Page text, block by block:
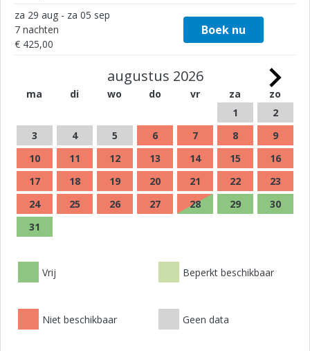
za 29 aug - za 05 sep
7 nachten
€ 425,00
Boek nu
augustus 2026
ma di wo do vr za
zo
1
2
3
4 5 6 7 8
9
10
11 12 13 14 15
16
17
18 19 20 21 22
23
24
25 26 27 28 29
30
31
Vrij Beperkt beschikbaar
Niet beschikbaar Geen data